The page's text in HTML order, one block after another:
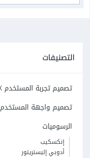
التصنيفات
تصميم تجربة المستخدم UX
تصميم واجهة المستخدم UI
الرسوميات
إنكسكيب
أدوبي إليستريتور